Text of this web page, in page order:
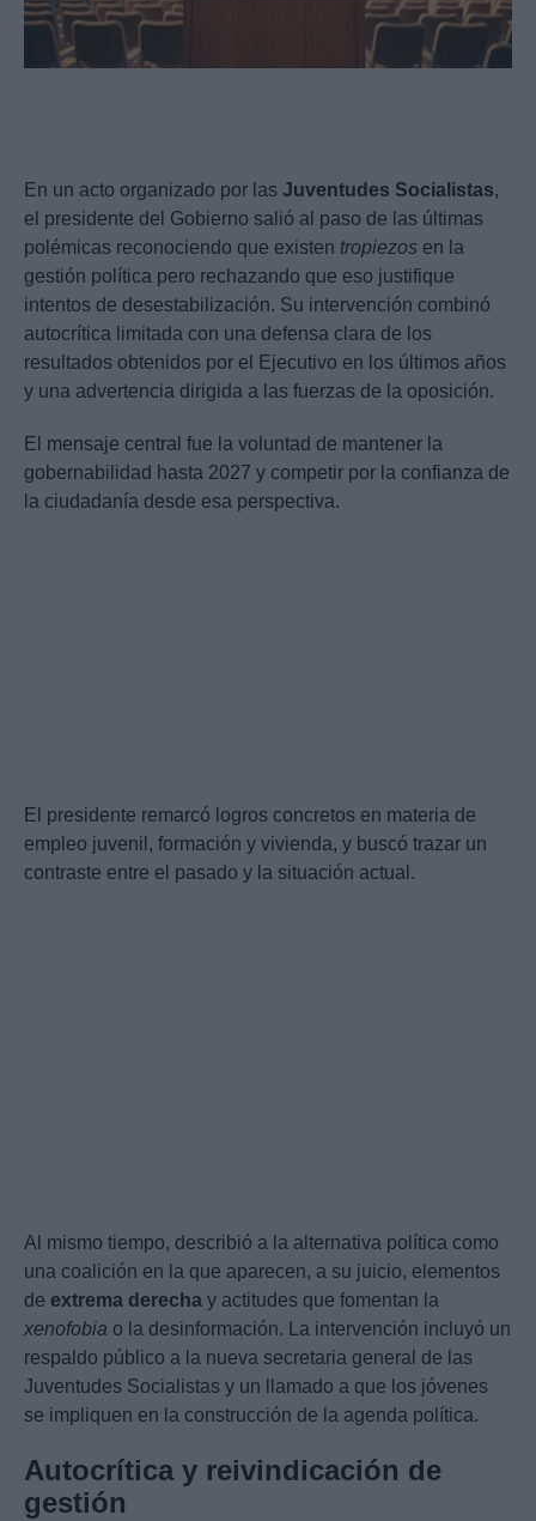
En un acto organizado por las Juventudes Socialistas,
el presidente del Gobierno salió al paso de las últimas
polémicas reconociendo que existen tropiezos en la
gestión política pero rechazando que eso justifique
intentos de desestabilización. Su intervención combinó
autocrítica limitada con una defensa clara de los
resultados obtenidos por el Ejecutivo en los últimos años
y una advertencia dirigida a las fuerzas de la oposición.
El mensaje central fue la voluntad de mantener la
gobernabilidad hasta 2027 y competir por la confianza de
la ciudadanía desde esa perspectiva.
El presidente remarcó logros concretos en materia de
empleo juvenil, formación y vivienda, y buscó trazar un
contraste entre el pasado y la situación actual.
Al mismo tiempo, describió a la alternativa política como
una coalición en la que aparecen, a su juicio, elementos
de extrema derecha y actitudes que fomentan la
xenofobia o la desinformación. La intervención incluyó un
respaldo público a la nueva secretaria general de las
Juventudes Socialistas y un llamado a que los jóvenes
se impliquen en la construcción de la agenda política.
Autocrítica y reivindicación de
gestión